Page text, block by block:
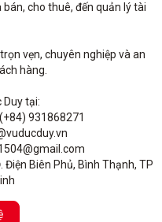
cho thuê, đến quản lý tài
vẹn, chuyên nghiệp và an
hàng.
Duy tại:
931868271
Điện Biên Phủ, Bình Thạnh, TP